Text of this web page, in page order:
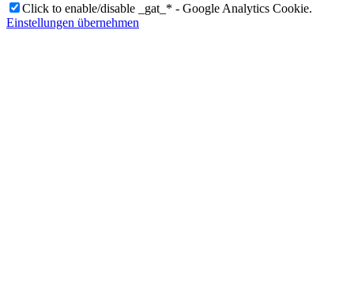
Click to enable/disable _gat_* - Google Analytics Cookie.
Einstellungen übernehmen